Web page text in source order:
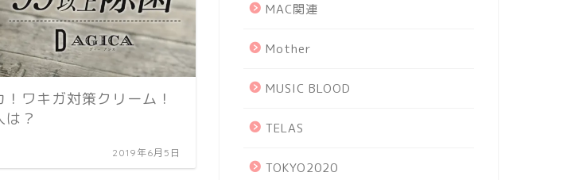
ワキガ対策クリーム！
？
2019年6月5日
MAC関連
Mother
MUSIC BLOOD
TELAS
TOKYO2020